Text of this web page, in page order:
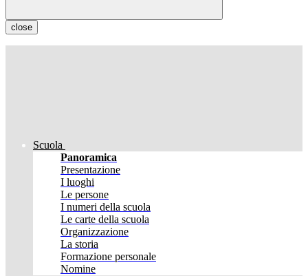
close
Scuola
Panoramica
Presentazione
I luoghi
Le persone
I numeri della scuola
Le carte della scuola
Organizzazione
La storia
Formazione personale
Nomine